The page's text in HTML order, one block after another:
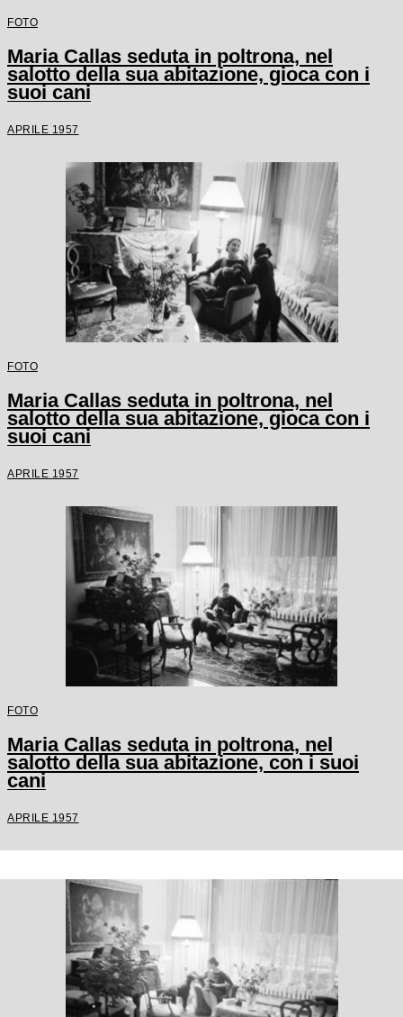
FOTO
Maria Callas seduta in poltrona, nel
salotto della sua abitazione, gioca con i
suoi cani
APRILE 1957
FOTO
Maria Callas seduta in poltrona, nel
salotto della sua abitazione, gioca con i
suoi cani
APRILE 1957
FOTO
Maria Callas seduta in poltrona, nel
salotto della sua abitazione, con i suoi
cani
APRILE 1957